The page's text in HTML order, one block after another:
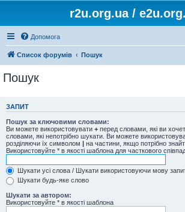
r2u.org.ua /
Допомога
Список форумів Пошук
Пошук
ЗАПИТ
Пошук за ключовими словами:
Ви можете використовувати + перед словами, які ви
словами, які непотрібно шукати. Ви можете
розділяючи їх символом | на частини, якщо потрібно
Використовуйте * в якості шаблона для часткового
Шукати усі слова / Шукати використовуючи мову
Шукати будь-яке слово
Шукати за автором:
Використовуйте * в якості шаблона